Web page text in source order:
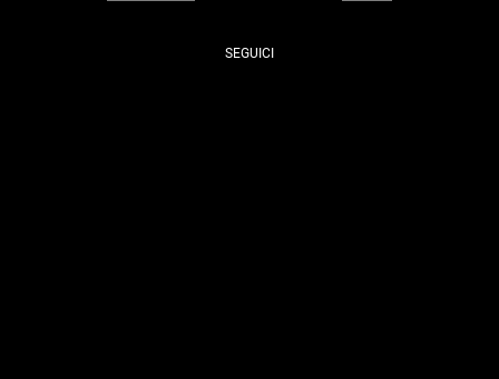
SEGUICI